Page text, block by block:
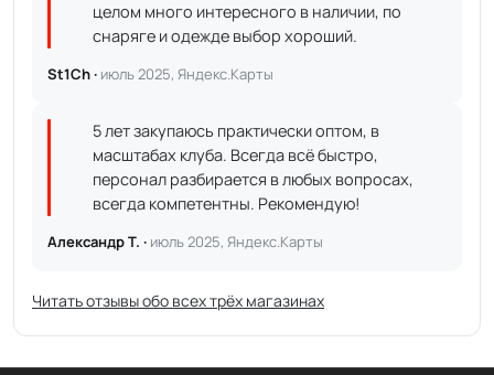
целом много интересного в наличии, по
снаряге и одежде выбор хороший.
St1Ch · июль 2025, Яндекс.Карты
5 лет закупаюсь практически оптом, в
масштабах клуба. Всегда всё быстро,
персонал разбирается в любых вопросах,
всегда компетентны. Рекомендую!
Александр Т. · июль 2025, Яндекс.Карты
Читать отзывы обо всех трёх магазинах